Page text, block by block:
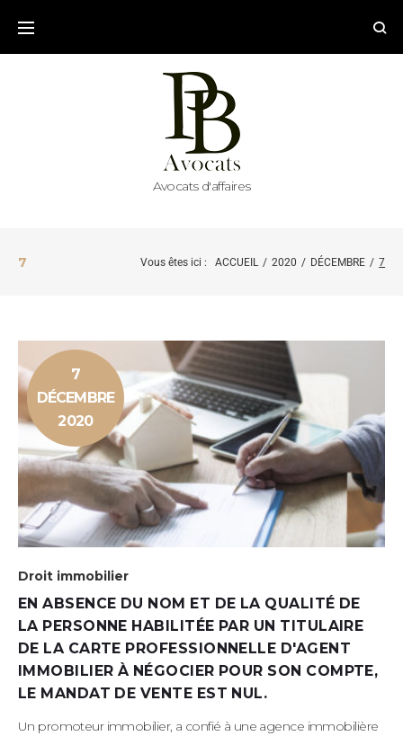
Avocats d'affaires
7 Vous êtes ici : ACCUEIL / 2020 / DÉCEMBRE / 7
7
DÉCEMBRE
2020
Droit immobilier
EN ABSENCE DU NOM ET DE LA QUALITÉ DE
LA PERSONNE HABILITÉE PAR UN TITULAIRE
DE LA CARTE PROFESSIONNELLE D'AGENT
IMMOBILIER À NÉGOCIER POUR SON COMPTE,
LE MANDAT DE VENTE EST NUL.
Un promoteur immobilier, a confié à une agence immobilière